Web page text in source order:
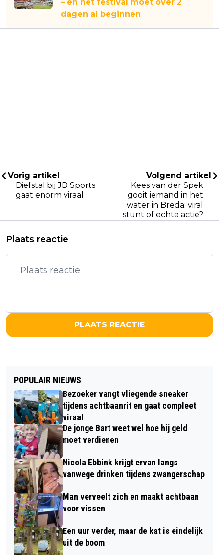
– en het festival moet over 2
dagen al beginnen
Vorig artikel
Diefstal bij JD Sports
gaat enorm viraal
Volgend artikel
Kees van der Spek
gooit iemand in het
water in Breda: viral
stunt of echte actie?
Plaats reactie
PLAATS REACTIE
POPULAIR NIEUWS
Bezoeker vangt vliegende sneaker
tijdens achtbaanrit en gaat compleet
viraal
De jonge Bart weet wel hoe hij geld
moet verdienen
Nicola Ebbink krijgt ervan langs
vanwege drinken tijdens zwangerschap
Man verveelt zich en maakt achtbaan
voor vissen
Een uur verder, maar de kat is eindelijk
uit de boom